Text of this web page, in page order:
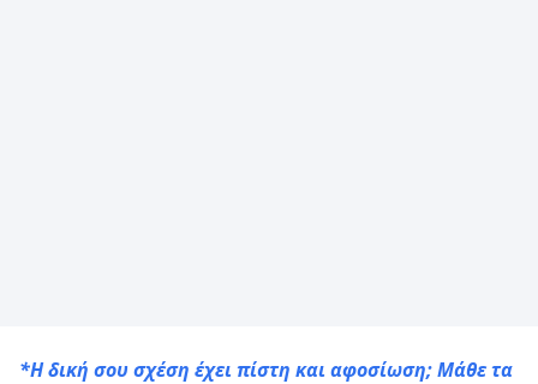
*Η δική σου σχέση έχει πίστη και αφοσίωση; Mάθε τα